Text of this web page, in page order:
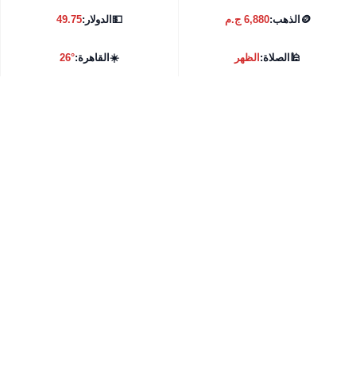
🪙 الذهب:6,880 ج.م 💵الدولار:49.75
🕌الصلاة:الظهر ☀️القاهرة:26°